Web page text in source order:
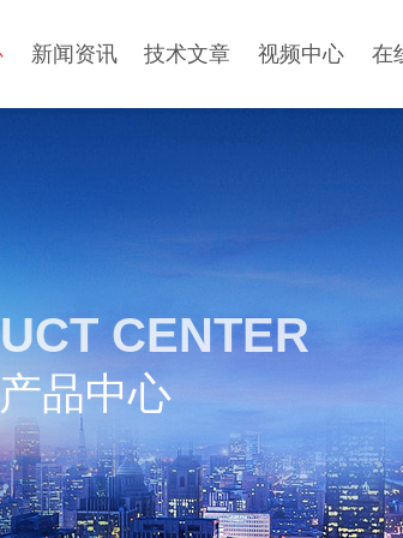
新闻资讯 技术文章 视频中心 在
CENTER
产品中心